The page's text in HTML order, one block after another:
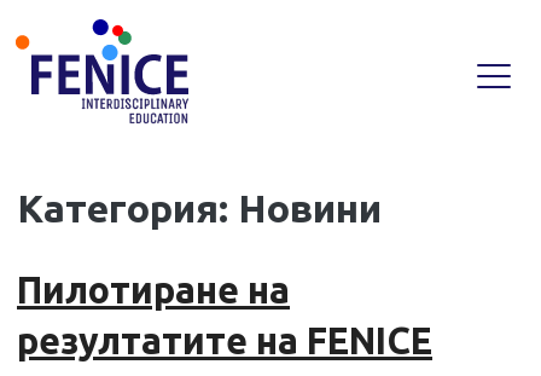
SkipКатегория: Новини
Пилотиране на
резултатите на FENICE